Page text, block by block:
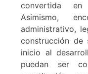
convertida
Asimismo,
administrativo,
construcción de
inicio al
puedan ser